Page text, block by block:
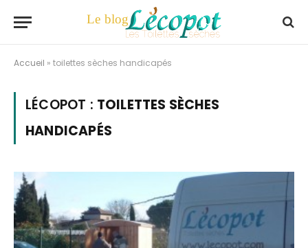
Accueil » toilettes sèches handicapés
LÉCOPOT : TOILETTES SÈCHES
HANDICAPÉS